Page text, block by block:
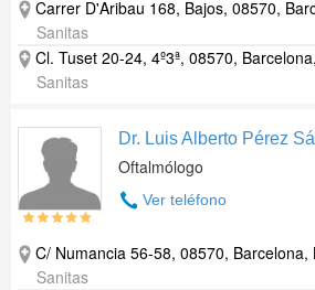
Carrer D'Aribau 168, Bajos, 08570,
Sanitas
Cl. Tuset 20-24, 4º3ª, 08570,
Sanitas
Dr. Luis Alberto Pérez
Oftalmólogo
Ver teléfono
C/ Numancia 56-58, 08570, Barcelona,
Sanitas